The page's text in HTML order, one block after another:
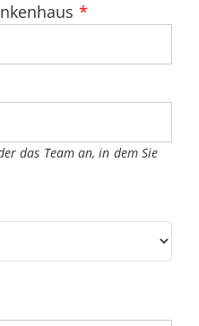
*
das Team an, in dem Sie